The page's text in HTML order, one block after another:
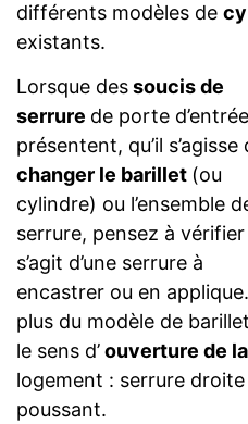
différents modèles de
existants.
Lorsque dessoucis de
serrure de porte
présentent, qu’il s’agisse
changer le barillet (ou
cylindre) ou l’ensemble
serrure, pensez à vérifier
s’agit d’une serrure à
encastrer ou en
plus du modèle de
le sens d’ouverture de
logement : serrure
poussant.